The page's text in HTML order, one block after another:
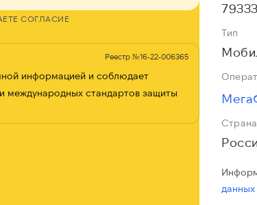
СОГЛАСИЕ
Реестр №16-22-006365
информацией и соблюдает
международных стандартов защиты
Тип
Страна
данных